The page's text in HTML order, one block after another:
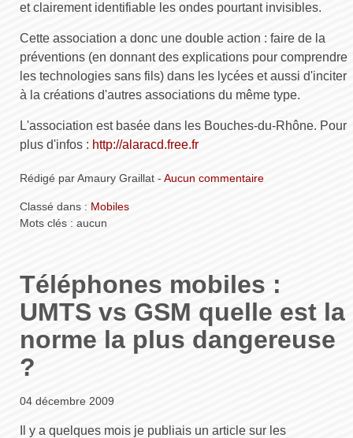
et clairement identifiable les ondes pourtant invisibles.
Cette association a donc une double action : faire de la
préventions (en donnant des explications pour comprendre
les technologies sans fils) dans les lycées et aussi d'inciter
à la créations d'autres associations du même type.
L'association est basée dans les Bouches-du-Rhône. Pour
plus d'infos : http://alaracd.free.fr
Rédigé par Amaury Graillat - Aucun commentaire
Classé dans : Mobiles
Mots clés : aucun
Téléphones mobiles :
UMTS vs GSM quelle est la
norme la plus dangereuse
?
04 décembre 2009
Il y a quelques mois je publiais un article sur les